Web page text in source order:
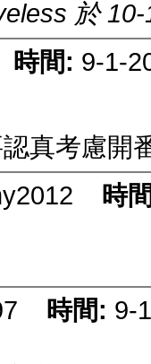
於
時間: 9-1-
真考慮開
時
時間: 9-